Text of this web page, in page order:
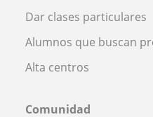
Dar clases particulares
Alumnos que buscan
Alta centros
Comunidad